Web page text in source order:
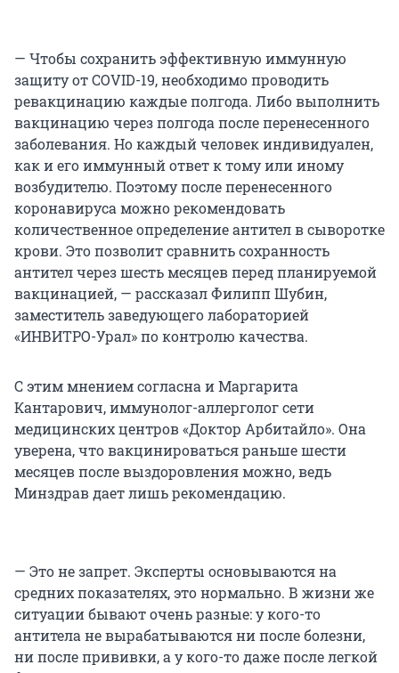
— Чтобы сохранить эффективную иммунную
защиту от COVID-19, необходимо проводить
ревакцинацию каждые полгода. Либо выполнить
вакцинацию через полгода после перенесенного
заболевания. Но каждый человек индивидуален,
как и его иммунный ответ к тому или иному
возбудителю. Поэтому после перенесенного
коронавируса можно рекомендовать
количественное определение антител в сыворотке
крови. Это позволит сравнить сохранность
антител через шесть месяцев перед планируемой
вакцинацией, — рассказал Филипп Шубин,
заместитель заведующего лабораторией
«ИНВИТРО-Урал» по контролю качества.
С этим мнением согласна и Маргарита
Кантарович, иммунолог-аллерголог сети
медицинских центров «Доктор Арбитайло». Она
уверена, что вакцинироваться раньше шести
месяцев после выздоровления можно, ведь
Минздрав дает лишь рекомендацию.
— Это не запрет. Эксперты основываются на
средних показателях, это нормально. В жизни же
ситуации бывают очень разные: у кого-то
антитела не вырабатываются ни после болезни,
ни после прививки, а у кого-то даже после легкой